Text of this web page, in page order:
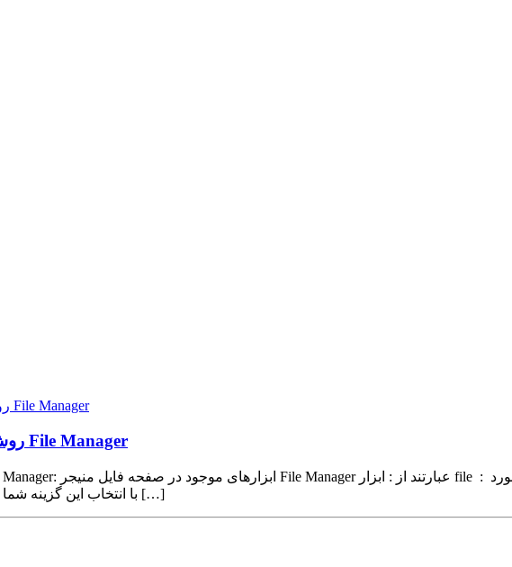
روش کار با ابزارهای موجود در صفحه فایل منیجر File Manager
روش کار با ابزارهای موجود در صفحه فایل منیجر File Manager
نظر خود را داخل آن قرار دهید. ابزار folder : با انتخاب این گزینه شما می توانید […]